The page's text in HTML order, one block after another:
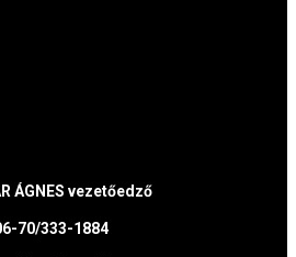
ÁGNES vezetőedző
70/333-1884